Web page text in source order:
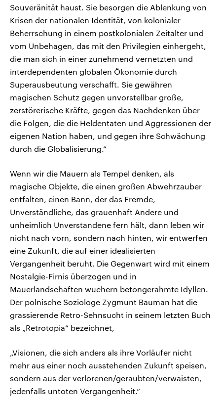
Souveränität haust. Sie besorgen die Ablenkung von
Krisen der nationalen Identität, von kolonialer
Beherrschung in einem postkolonialen Zeitalter und
vom Unbehagen, das mit den Privilegien einhergeht,
die man sich in einer zunehmend vernetzten und
interdependenten globalen Ökonomie durch
Superausbeutung verschafft. Sie gewähren
magischen Schutz gegen unvorstellbar große,
zerstörerische Kräfte, gegen das Nachdenken über
die Folgen, die die Heldentaten und Aggressionen der
eigenen Nation haben, und gegen ihre Schwächung
durch die Globalisierung.“
Wenn wir die Mauern als Tempel denken, als
magische Objekte, die einen großen Abwehrzauber
entfalten, einen Bann, der das Fremde,
Unverständliche, das grauenhaft Andere und
unheimlich Unverstandene fern hält, dann leben wir
nicht nach vorn, sondern nach hinten, wir entwerfen
eine Zukunft, die auf einer idealisierten
Vergangenheit beruht. Die Gegenwart wird mit einem
Nostalgie-Firnis überzogen und in
Mauerlandschaften wuchern betongerahmte Idyllen.
Der polnische Soziologe Zygmunt Bauman hat die
grassierende Retro-Sehnsucht in seinem letzten Buch
als „Retrotopia“ bezeichnet,
„Visionen, die sich anders als ihre Vorläufer nicht
mehr aus einer noch ausstehenden Zukunft speisen,
sondern aus der verlorenen/geraubten/verwaisten,
jedenfalls untoten Vergangenheit.“